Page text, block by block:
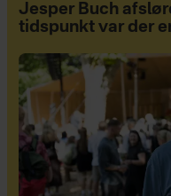
Jesper Buch
tidspunkt var der